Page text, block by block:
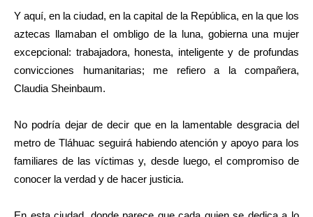
Y aquí, en la ciudad, en la capital de la República, en la que los
aztecas llamaban el ombligo de la luna, gobierna una mujer
excepcional: trabajadora, honesta, inteligente y de profundas
convicciones humanitarias; me refiero a la compañera,
Claudia Sheinbaum.
No podría dejar de decir que en la lamentable desgracia del
metro de Tláhuac seguirá habiendo atención y apoyo para los
familiares de las víctimas y, desde luego, el compromiso de
conocer la verdad y de hacer justicia.